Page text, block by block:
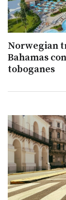
Norwegian
Bahamas
toboganes